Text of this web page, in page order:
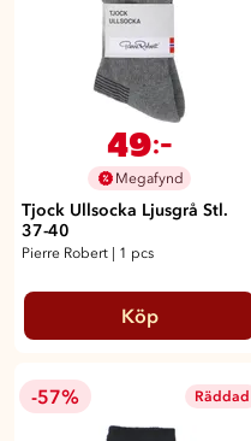
49:-
Megafynd
Tjock Ullsocka Ljusgrå Stl.
37-40
Pierre Robert | 1 pcs
Köp
-57% Räddad